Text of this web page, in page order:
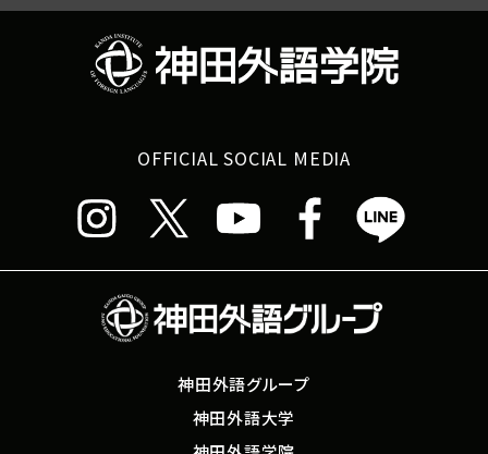
OFFICIAL SOCIAL MEDIA
神田外語グループ
神田外語大学